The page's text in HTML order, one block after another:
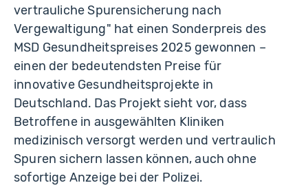
vertrauliche Spurensicherung nach
Vergewaltigung" hat einen Sonderpreis des
MSD Gesundheitspreises 2025 gewonnen –
einen der bedeutendsten Preise für
innovative Gesundheitsprojekte in
Deutschland. Das Projekt sieht vor, dass
Betroffene in ausgewählten Kliniken
medizinisch versorgt werden und vertraulich
Spuren sichern lassen können, auch ohne
sofortige Anzeige bei der Polizei.